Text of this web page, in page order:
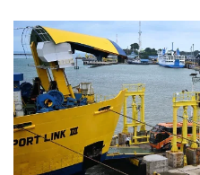
email